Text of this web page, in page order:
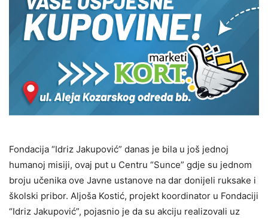
Fondacija “Idriz Jakupović” danas je bila u još jednoj
humanoj misiji, ovaj put u Centru “Sunce” gdje su jednom
broju učenika ove Javne ustanove na dar donijeli ruksake i
školski pribor. Aljoša Kostić, projekt koordinator u Fondaciji
“Idriz Jakupović”, pojasnio je da su akciju realizovali uz